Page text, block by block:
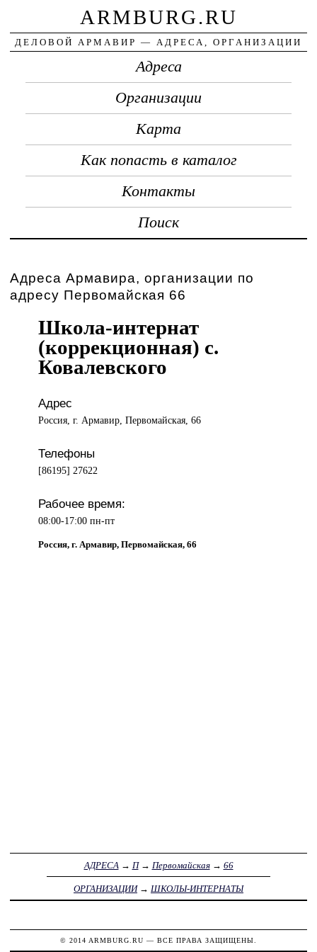
ARMBURG.RU
ДЕЛОВОЙ АРМАВИР — АДРЕСА, ОРГАНИЗАЦИИ
Адреса
Организации
Карта
Как попасть в каталог
Контакты
Поиск
Адреса Армавира, организации по
адресу Первомайская 66
Школа-интернат
(коррекционная) с.
Ковалевского
Адрес
Россия, г. Армавир, Первомайская, 66
Телефоны
[86195] 27622
Рабочее время:
08:00-17:00 пн-пт
Россия, г. Армавир, Первомайская, 66
АДРЕСА → П→ Первомайская→ 66
ОРГАНИЗАЦИИ→ ШКОЛЫ-ИНТЕРНАТЫ
© 2014 ARMBURG.RU — ВСЕ ПРАВА ЗАЩИЩЕНЫ.